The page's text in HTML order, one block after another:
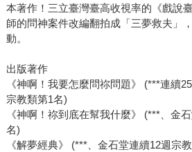
本著作！三立臺灣臺高收視率的《戲說
師的問神案件改編翻拍成「三夢救夫」
動。
出版著作
《神啊！我要怎麼問祢問題》 (***連續
宗教類第1名)
《神啊！祢到底在幫我什麼》 (***、金
名)
《解夢經典》 (***、金石堂連續12週宗